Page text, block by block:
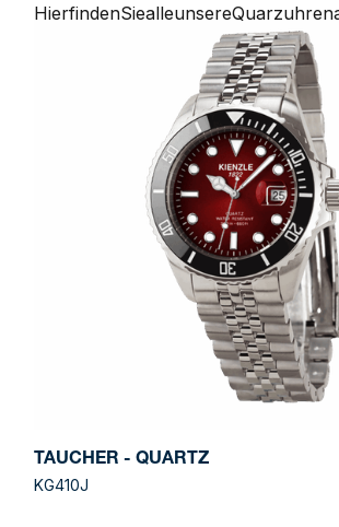
HierfindenSiealleunsereQuarzuhren
TAUCHER - QUARTZ
KG410J